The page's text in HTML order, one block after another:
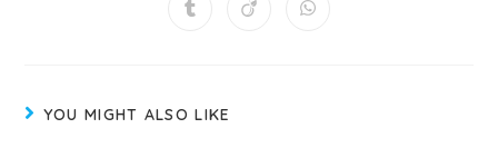
YOU MIGHT ALSO LIKE